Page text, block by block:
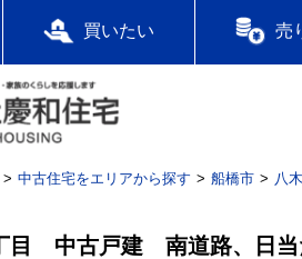
買いたい 売
中古住宅をエリアから探す 船橋市 八
目 中古戸建 南道路、日当